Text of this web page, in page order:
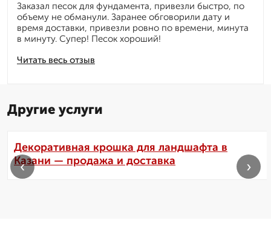
Читать весь отзыв
Заказал песок для фундамента, привезли быстро, по
объему не обманули. Заранее обговорили дату и
время доставки, привезли ровно по времени, минута
в минуту. Супер! Песок хороший!
Другие услуги
Декоративная крошка для ландшафта в
Казани — продажа и доставка
‹ ›